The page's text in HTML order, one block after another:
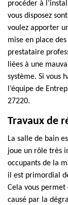
procéder à
vous disposez
voulez apporter
mise en place
prestataire
liées à une
système. Si vous
l’équipe de
27220.
Travaux de
La salle de bain
joue un rôle très
occupants de la
il est primordial
Cela vous permet
causé par la